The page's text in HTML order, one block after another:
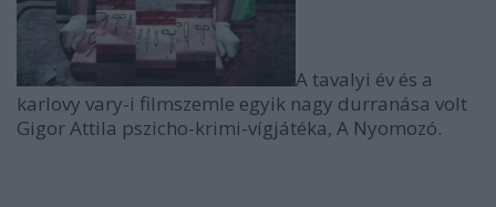
A tavalyi év és a
karlovy vary-i filmszemle egyik nagy durranása volt
Gigor Attila pszicho-krimi-vígjátéka, A Nyomozó.